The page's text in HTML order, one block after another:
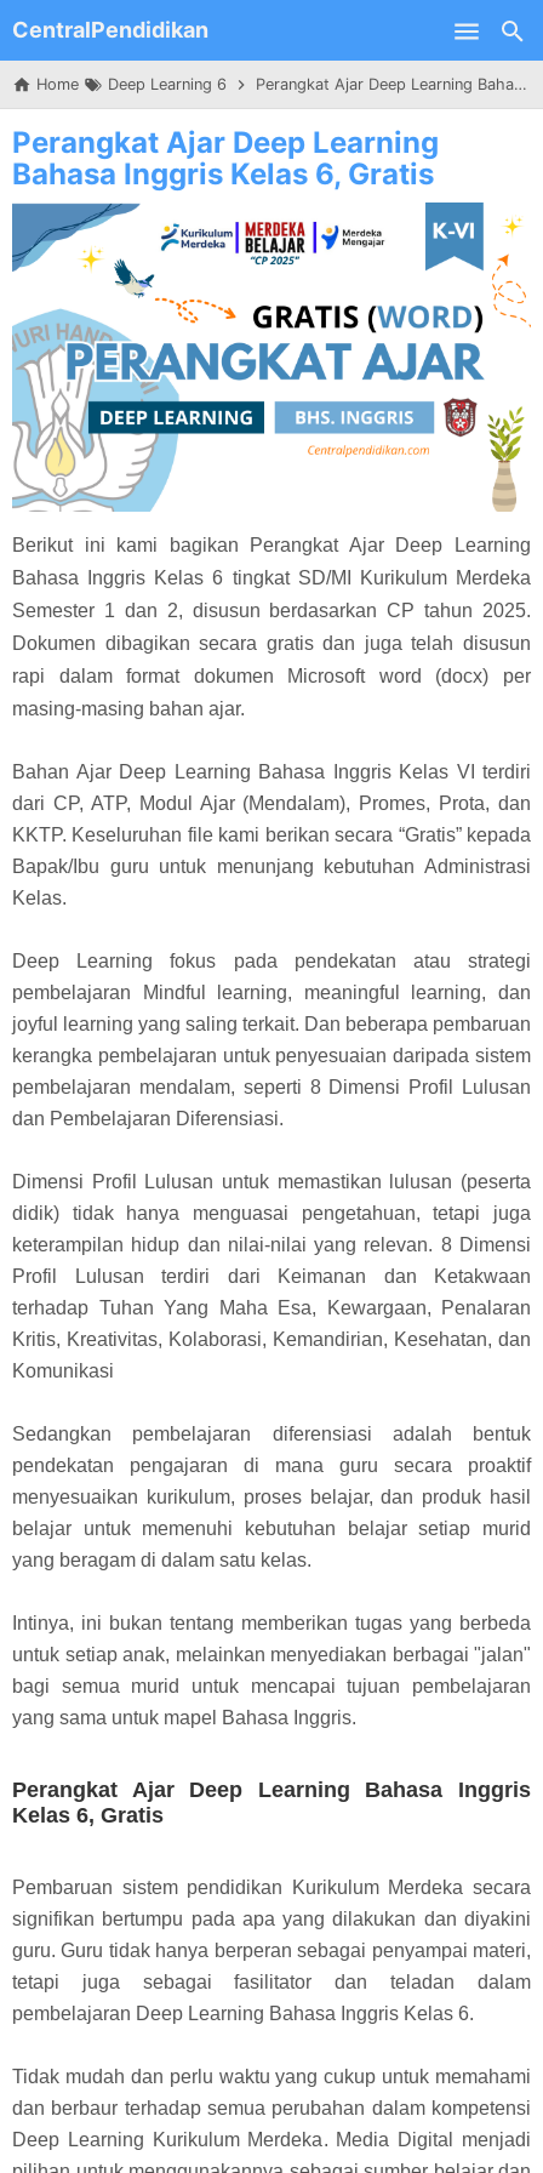
Skip to main content
CentralPendidikan
Home Deep Learning 6 Perangkat Ajar Deep Learning Bahasa Inggris Kelas 6, Gratis
Perangkat Ajar Deep Learning
Bahasa Inggris Kelas 6, Gratis
Berikut ini kami bagikan Perangkat Ajar Deep Learning
Bahasa Inggris Kelas 6 tingkat SD/MI Kurikulum Merdeka
Semester 1 dan 2, disusun berdasarkan CP tahun 2025.
Dokumen dibagikan secara gratis dan juga telah disusun
rapi dalam format dokumen Microsoft word (docx) per
masing-masing bahan ajar.
Bahan Ajar Deep Learning Bahasa Inggris Kelas VI terdiri
dari CP, ATP, Modul Ajar (Mendalam), Promes, Prota, dan
KKTP. Keseluruhan file kami berikan secara “Gratis” kepada
Bapak/Ibu guru untuk menunjang kebutuhan Administrasi
Kelas.
Deep Learning fokus pada pendekatan atau strategi
pembelajaran Mindful learning, meaningful learning, dan
joyful learning yang saling terkait. Dan beberapa pembaruan
kerangka pembelajaran untuk penyesuaian daripada sistem
pembelajaran mendalam, seperti 8 Dimensi Profil Lulusan
dan Pembelajaran Diferensiasi.
Dimensi Profil Lulusan untuk memastikan lulusan (peserta
didik) tidak hanya menguasai pengetahuan, tetapi juga
keterampilan hidup dan nilai-nilai yang relevan. 8 Dimensi
Profil Lulusan terdiri dari Keimanan dan Ketakwaan
terhadap Tuhan Yang Maha Esa, Kewargaan, Penalaran
Kritis, Kreativitas, Kolaborasi, Kemandirian, Kesehatan, dan
Komunikasi
Sedangkan pembelajaran diferensiasi adalah bentuk
pendekatan pengajaran di mana guru secara proaktif
menyesuaikan kurikulum, proses belajar, dan produk hasil
belajar untuk memenuhi kebutuhan belajar setiap murid
yang beragam di dalam satu kelas.
Intinya, ini bukan tentang memberikan tugas yang berbeda
untuk setiap anak, melainkan menyediakan berbagai "jalan"
bagi semua murid untuk mencapai tujuan pembelajaran
yang sama untuk mapel Bahasa Inggris.
Perangkat Ajar Deep Learning Bahasa Inggris
Kelas 6, Gratis
Pembaruan sistem pendidikan Kurikulum Merdeka secara
signifikan bertumpu pada apa yang dilakukan dan diyakini
guru. Guru tidak hanya berperan sebagai penyampai materi,
tetapi juga sebagai fasilitator dan teladan dalam
pembelajaran Deep Learning Bahasa Inggris Kelas 6.
Tidak mudah dan perlu waktu yang cukup untuk memahami
dan berbaur terhadap semua perubahan dalam kompetensi
Deep Learning Kurikulum Merdeka. Media Digital menjadi